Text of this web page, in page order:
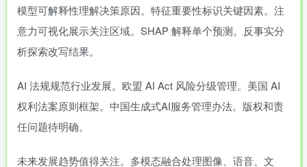
模型可解释性理解决策原因。特征重要性标识关键因素。注
意力可视化展示关注区域。SHAP 解释单个预测。反事实分
析探索改写结果。
AI 法规规范行业发展。欧盟 AI Act 风险分级管理。美国 AI
权利法案原则框架。中国生成式AI服务管理办法。版权和责
任问题待明确。
未来发展趋势值得关注。多模态融合处理图像、语音、文